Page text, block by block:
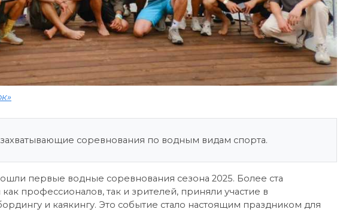
соревнования по водным видам спорта.
первые водные соревнования сезона 2025. Более ста
профессионалов, так и зрителей, приняли участие в
и каякингу. Это событие стало настоящим праздником для